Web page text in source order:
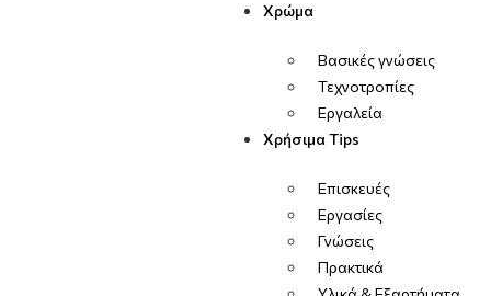
Χρώμα
Βασικές γνώσεις
Τεχνοτροπίες
Εργαλεία
Χρήσιμα Tips
Επισκευές
Εργασίες
Γνώσεις
Πρακτικά